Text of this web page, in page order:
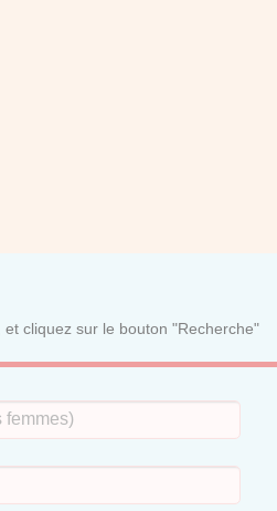
cliquez sur le bouton "Recherche"